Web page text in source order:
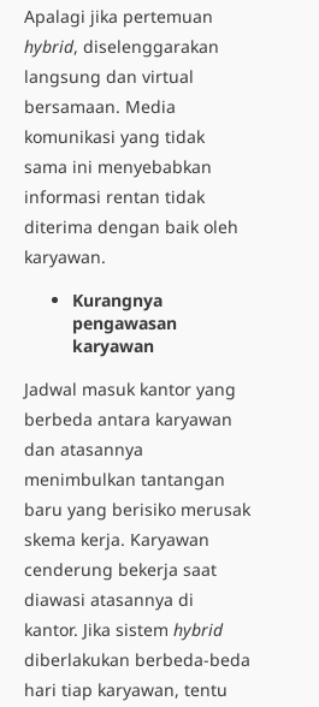
Apalagi jika pertemuan
hybrid, diselenggarakan
langsung dan virtual
bersamaan. Media
komunikasi yang tidak
sama ini menyebabkan
informasi rentan tidak
diterima dengan baik oleh
karyawan.
Kurangnya
pengawasan
karyawan
Jadwal masuk kantor yang
berbeda antara karyawan
dan atasannya
menimbulkan tantangan
baru yang berisiko merusak
skema kerja. Karyawan
cenderung bekerja saat
diawasi atasannya di
kantor. Jika sistem hybrid
diberlakukan berbeda-beda
hari tiap karyawan, tentu